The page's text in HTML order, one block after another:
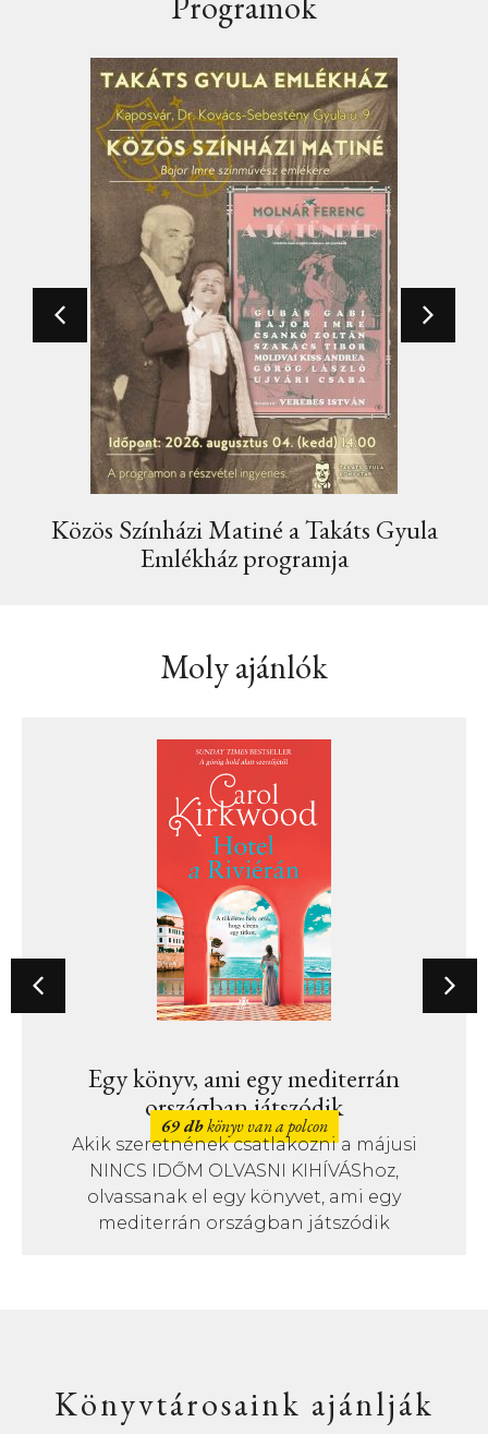
Közös Színházi Matiné a Takáts Gyula
Emlékház programja
Moly ajánlók
Egy könyv, ami egy mediterrán
országban játszódik
69 dbkönyv van a polcon
Akik szeretnének csatlakozni a májusi
NINCS IDŐM OLVASNI KIHÍVÁShoz,
olvassanak el egy könyvet, ami egy
mediterrán országban játszódik
Könyvtárosaink ajánlják